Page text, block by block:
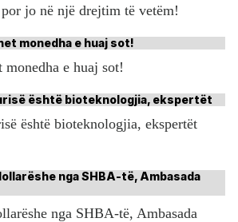
jo në një drejtim të vetëm!
monedha e huaj sot!
është bioteknologjia, ekspertët
nga SHBA-të, Ambasada